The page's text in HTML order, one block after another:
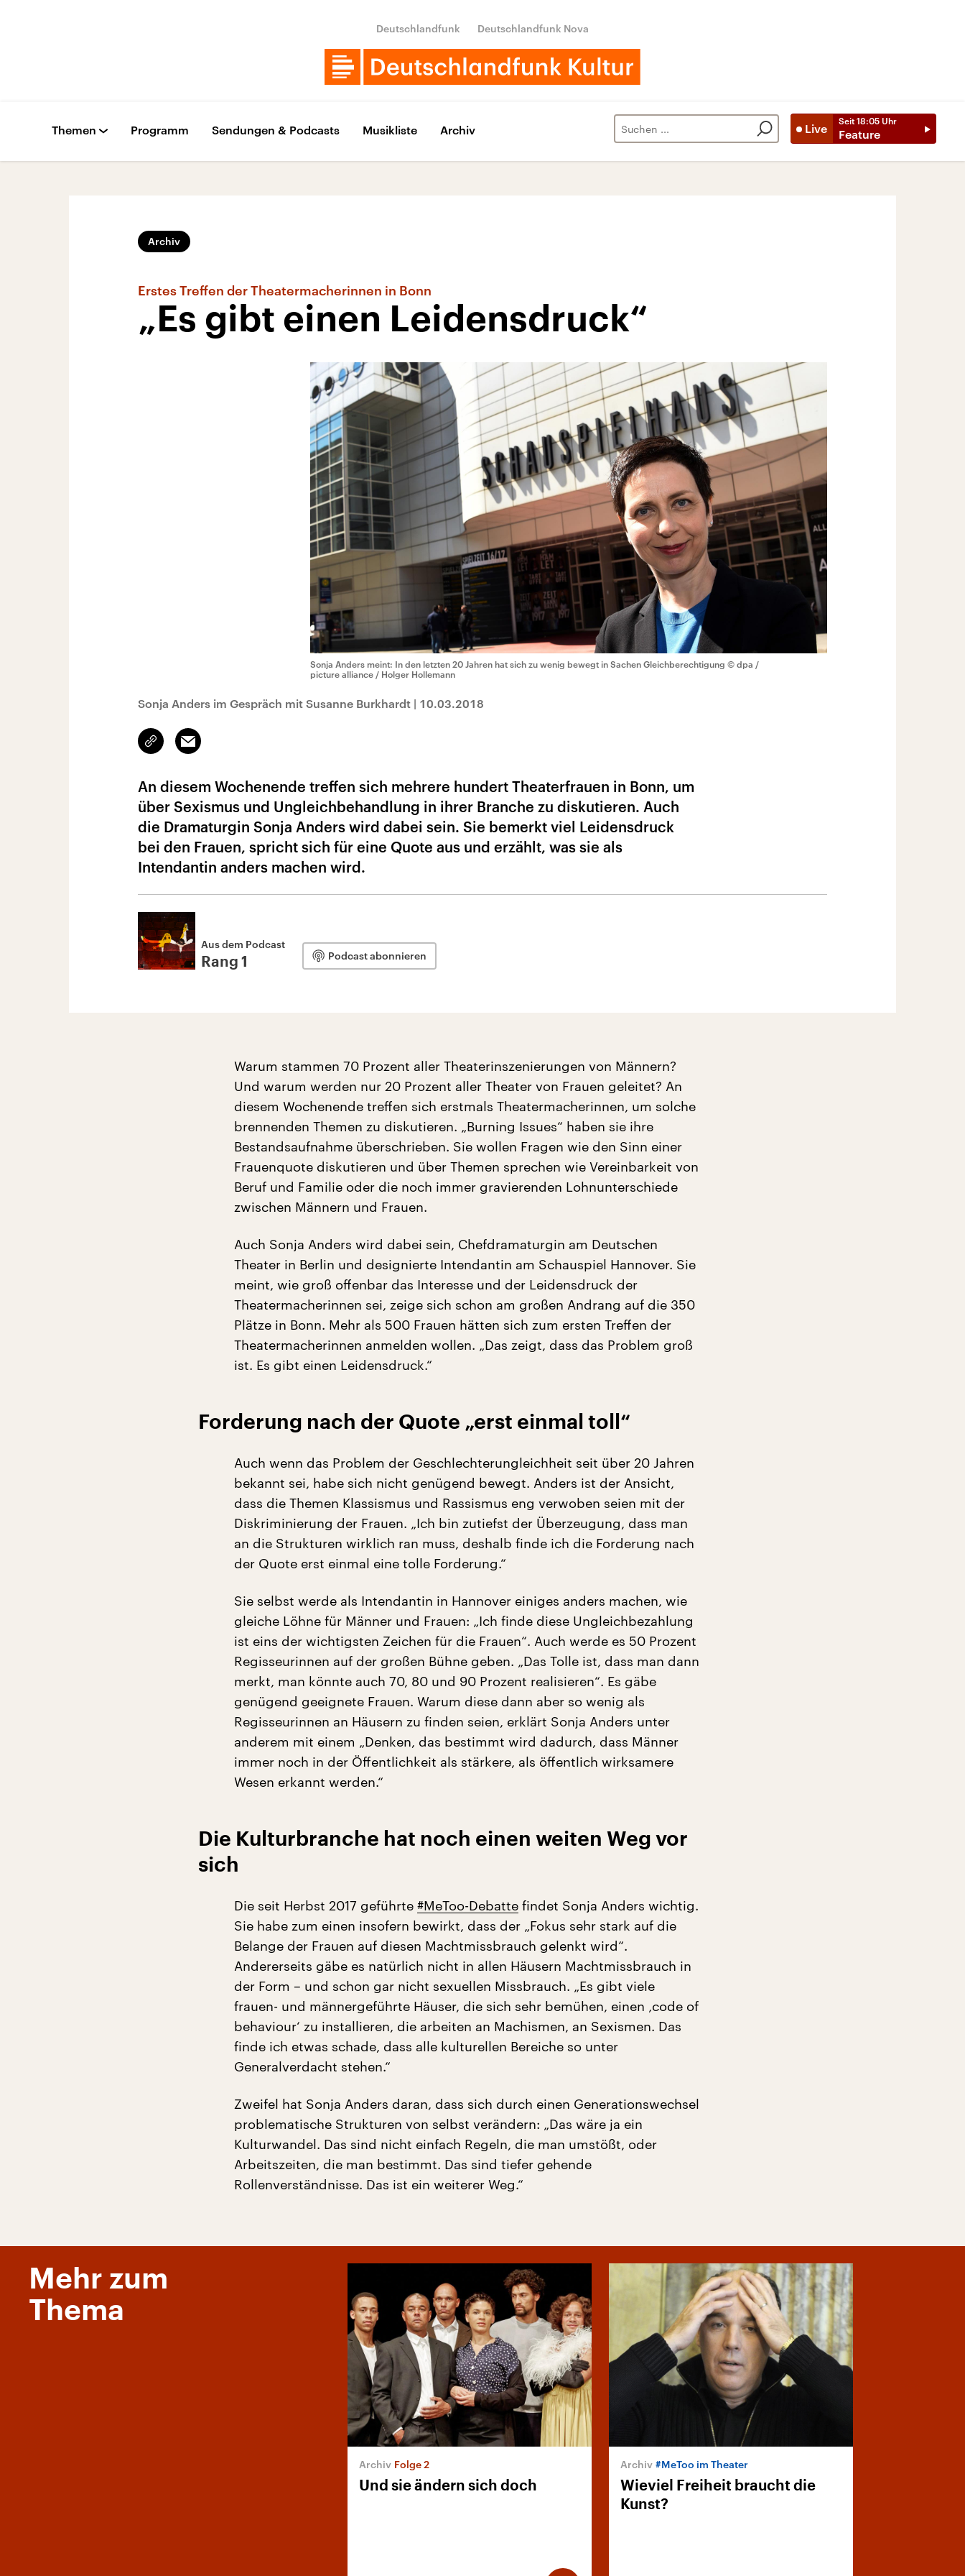
Deutschlandfunk Deutschlandfunk Nova
Live
Seit 18:05 Uhr
Feature
Themen Programm Sendungen & Podcasts Musikliste Archiv
Archiv
Erstes Treffen der Theatermacherinnen in Bonn
„Es gibt einen Leidensdruck“
Sonja Anders meint: In den letzten 20 Jahren hat sich zu wenig bewegt in Sachen Gleichberechtigung © dpa /
picture alliance / Holger Hollemann
Sonja Anders im Gespräch mit Susanne Burkhardt | 10.03.2018
Link
kopieren/teilen
Email
An diesem Wochenende treffen sich mehrere hundert Theaterfrauen in Bonn, um
über Sexismus und Ungleichbehandlung in ihrer Branche zu diskutieren. Auch
die Dramaturgin Sonja Anders wird dabei sein. Sie bemerkt viel Leidensdruck
bei den Frauen, spricht sich für eine Quote aus und erzählt, was sie als
Intendantin anders machen wird.
Aus dem Podcast
Rang 1 Podcast abonnieren
Warum stammen 70 Prozent aller Theaterinszenierungen von Männern?
Und warum werden nur 20 Prozent aller Theater von Frauen geleitet? An
diesem Wochenende treffen sich erstmals Theatermacherinnen, um solche
brennenden Themen zu diskutieren. „Burning Issues“ haben sie ihre
Bestandsaufnahme überschrieben. Sie wollen Fragen wie den Sinn einer
Frauenquote diskutieren und über Themen sprechen wie Vereinbarkeit von
Beruf und Familie oder die noch immer gravierenden Lohnunterschiede
zwischen Männern und Frauen.
Auch Sonja Anders wird dabei sein, Chefdramaturgin am Deutschen
Theater in Berlin und designierte Intendantin am Schauspiel Hannover. Sie
meint, wie groß offenbar das Interesse und der Leidensdruck der
Theatermacherinnen sei, zeige sich schon am großen Andrang auf die 350
Plätze in Bonn. Mehr als 500 Frauen hätten sich zum ersten Treffen der
Theatermacherinnen anmelden wollen. „Das zeigt, dass das Problem groß
ist. Es gibt einen Leidensdruck.“
Forderung nach der Quote „erst einmal toll“
Auch wenn das Problem der Geschlechterungleichheit seit über 20 Jahren
bekannt sei, habe sich nicht genügend bewegt. Anders ist der Ansicht,
dass die Themen Klassismus und Rassismus eng verwoben seien mit der
Diskriminierung der Frauen. „Ich bin zutiefst der Überzeugung, dass man
an die Strukturen wirklich ran muss, deshalb finde ich die Forderung nach
der Quote erst einmal eine tolle Forderung.“
Sie selbst werde als Intendantin in Hannover einiges anders machen, wie
gleiche Löhne für Männer und Frauen: „Ich finde diese Ungleichbezahlung
ist eins der wichtigsten Zeichen für die Frauen“. Auch werde es 50 Prozent
Regisseurinnen auf der großen Bühne geben. „Das Tolle ist, dass man dann
merkt, man könnte auch 70, 80 und 90 Prozent realisieren“. Es gäbe
genügend geeignete Frauen. Warum diese dann aber so wenig als
Regisseurinnen an Häusern zu finden seien, erklärt Sonja Anders unter
anderem mit einem „Denken, das bestimmt wird dadurch, dass Männer
immer noch in der Öffentlichkeit als stärkere, als öffentlich wirksamere
Wesen erkannt werden.“
Die Kulturbranche hat noch einen weiten Weg vor
sich
Die seit Herbst 2017 geführte #MeToo-Debatte findet Sonja Anders wichtig.
Sie habe zum einen insofern bewirkt, dass der „Fokus sehr stark auf die
Belange der Frauen auf diesen Machtmissbrauch gelenkt wird“.
Andererseits gäbe es natürlich nicht in allen Häusern Machtmissbrauch in
der Form – und schon gar nicht sexuellen Missbrauch. „Es gibt viele
frauen- und männergeführte Häuser, die sich sehr bemühen, einen ‚code of
behaviour‘ zu installieren, die arbeiten an Machismen, an Sexismen. Das
finde ich etwas schade, dass alle kulturellen Bereiche so unter
Generalverdacht stehen.“
Zweifel hat Sonja Anders daran, dass sich durch einen Generationswechsel
problematische Strukturen von selbst verändern: „Das wäre ja ein
Kulturwandel. Das sind nicht einfach Regeln, die man umstößt, oder
Arbeitszeiten, die man bestimmt. Das sind tiefer gehende
Rollenverständnisse. Das ist ein weiterer Weg.“
Mehr zum
Thema
Folge 2
Und sie ändern sich doch
#MeToo im Theater
Wieviel Freiheit braucht die
Kunst?